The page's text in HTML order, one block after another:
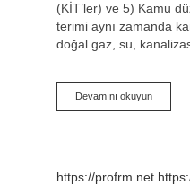
(KİT’ler) ve 5) Kamu
terimi aynı zamanda
doğal gaz, su,
Devamını okuyunKamu
Hizmetleri
https://profrm.net